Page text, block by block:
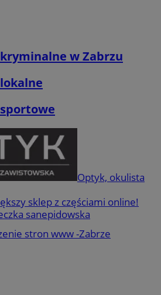
w Zabrzu
Optyk, okulista
sklep z częściami online!
sanepidowska
stron www -Zabrze